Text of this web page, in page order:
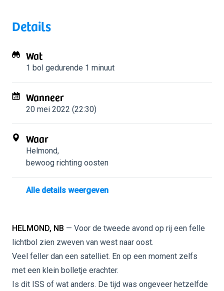
Details
Wat
1 bol gedurende 1 minuut
Wanneer
20 mei 2022 (22:30)
Waar
Helmond,
bewoog richting oosten
Alle details weergeven
HELMOND, NB — Voor de tweede avond op rij een felle
lichtbol zien zweven van west naar oost.
Veel feller dan een satelliet. En op een moment zelfs
met een klein bolletje erachter.
Is dit ISS of wat anders. De tijd was ongeveer hetzelfde